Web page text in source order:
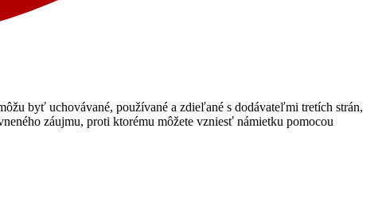
byť uchovávané, používané a zdieľané s dodávateľmi tretích strán,
záujmu, proti ktorému môžete vzniesť námietku pomocou